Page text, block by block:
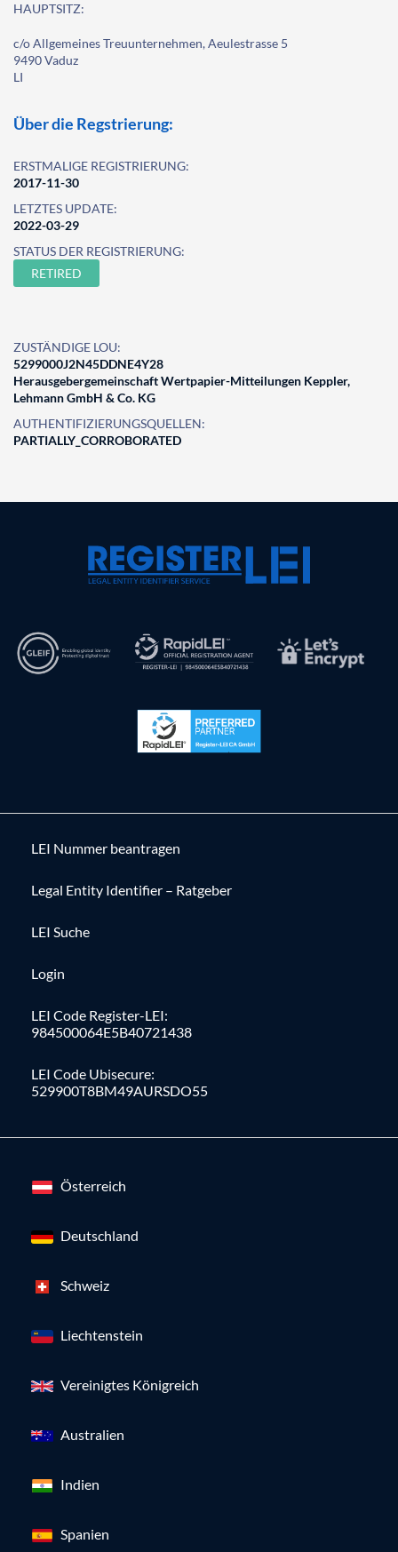
HAUPTSITZ:
c/o Allgemeines Treuunternehmen, Aeulestrasse 5
9490 Vaduz
LI
Über die Regstrierung:
ERSTMALIGE REGISTRIERUNG:
2017-11-30
LETZTES UPDATE:
2022-03-29
STATUS DER REGISTRIERUNG:
RETIRED
ZUSTÄNDIGE LOU:
5299000J2N45DDNE4Y28
Herausgebergemeinschaft Wertpapier-Mitteilungen Keppler,
Lehmann GmbH & Co. KG
AUTHENTIFIZIERUNGSQUELLEN:
PARTIALLY_CORROBORATED
LEI Nummer beantragen
Legal Entity Identifier – Ratgeber
LEI Suche
Login
LEI Code Register-LEI:
984500064E5B40721438
LEI Code Ubisecure:
529900T8BM49AURSDO55
Österreich
Deutschland
Schweiz
Liechtenstein
Vereinigtes Königreich
Australien
Indien
Spanien